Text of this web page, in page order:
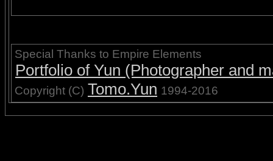
Special Thanks to Empire Elements
Portfolio of Yun (Photographer and
Copyright (C) Tomo.Yun 1994-2016